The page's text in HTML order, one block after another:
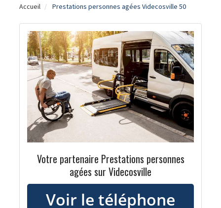
Accueil Prestations personnes agées Videcosville 50
Votre partenaire Prestations personnes
agées sur Videcosville